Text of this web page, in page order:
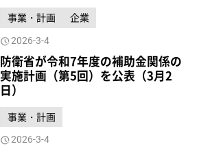
事業・計画 企業
2026-3-4
防衛省が令和7年度の補助金関係の
実施計画（第5回）を公表（3月2
日）
事業・計画
2026-3-4